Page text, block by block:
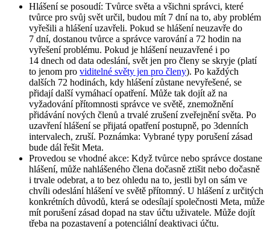
Hlášení se posoudí: Tvůrce světa a všichni správci, které
tvůrce pro svůj svět určil, budou mít 7 dní na to, aby problém
vyřešili a hlášení uzavřeli. Pokud se hlášení neuzavře do
7 dní, dostanou tvůrce a správce varování a 72 hodin na
vyřešení problému. Pokud je hlášení neuzavřené i po
14 dnech od data odeslání, svět jen pro členy se skryje (platí
to jenom pro viditelné světy jen pro členy). Po každých
dalších 72 hodinách, kdy hlášení zůstane nevyřešené, se
přidají další vymáhací opatření. Může tak dojít až na
vyžadování přítomnosti správce ve světě, znemožnění
přidávání nových členů a trvalé zrušení zveřejnění světa. Po
uzavření hlášení se přijatá opatření postupně, po 3denních
intervalech, zruší. Poznámka: Vybrané typy porušení zásad
bude dál řešit Meta.
Provedou se vhodné akce: Když tvůrce nebo správce dostane
hlášení, může nahlášeného člena dočasně ztišit nebo dočasně
i trvale odebrat, a to bez ohledu na to, jestli byl on sám ve
chvíli odeslání hlášení ve světě přítomný. U hlášení z určitých
konkrétních důvodů, která se odesílají společnosti Meta, může
mít porušení zásad dopad na stav účtu uživatele. Může dojít
třeba na pozastavení a potenciální deaktivaci účtu.